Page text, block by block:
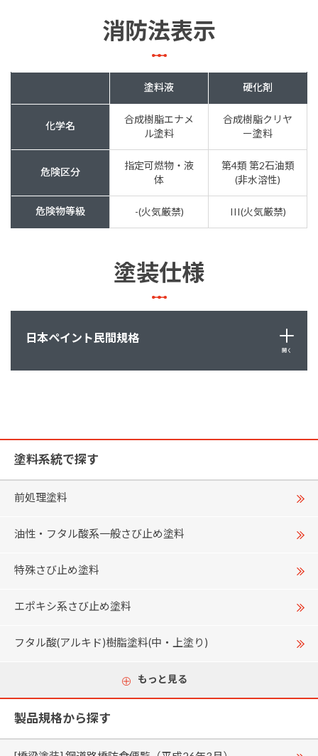
消防法表示
塗料液 硬化剤
化学名
合成樹脂エナメ
ル塗料
合成樹脂クリヤ
ー塗料
危険区分
指定可燃物・液
体
第4類 第2石油類
(非水溶性)
危険物等級 -(火気厳禁) III(火気厳禁)
塗装仕様
日本ペイント民間規格
開く
塗料系統で探す
前処理塗料
油性・フタル酸系一般さび止め塗料
特殊さび止め塗料
エポキシ系さび止め塗料
フタル酸(アルキド)樹脂塗料(中・上塗り)
もっと見る
製品規格から探す